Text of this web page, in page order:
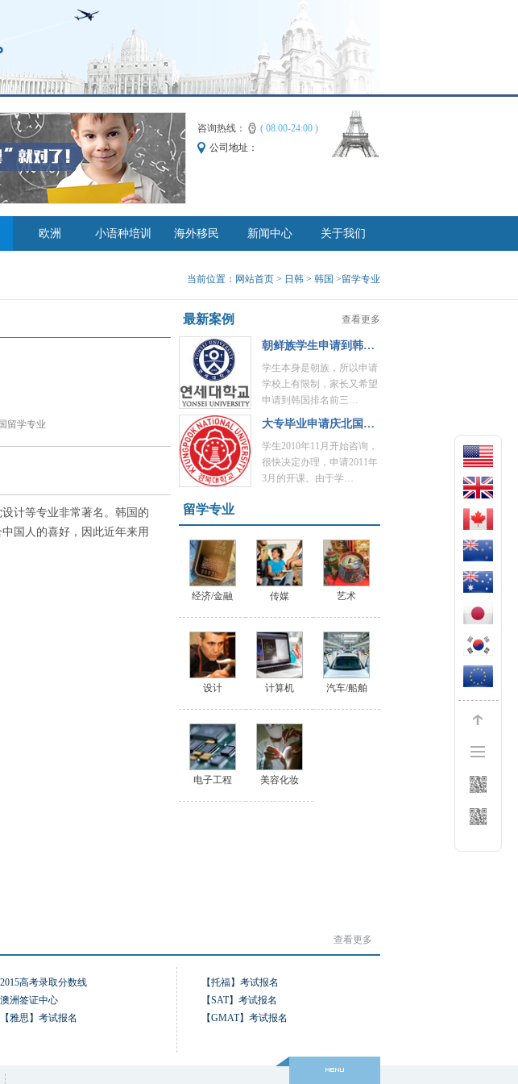
咨询热线：
( 08:00-24:00 )
公司地址：
欧洲 小语种培训 海外移民 新闻中心 关于我们
当前位置： 网站首页 > 日韩 > 韩国 >留学专业
留学专业
计等专业非常著名。韩国的
国人的喜好，因此近年来用
最新案例 查看更多
朝鲜族学生申请到韩…
学生本身是朝族，所以申请
学校上有限制，家长又希望
申请到韩国排名前三…
大专毕业申请庆北国…
学生2010年11月开始咨询，
很快决定办理，申请2011年
3月的开课。由于学…
留学专业
经济/金融 传媒 艺术
设计 计算机 汽车/船舶
电子工程 美容化妆
查看更多
2015高考录取分数线
澳洲签证中心
【雅思】考试报名
【托福】考试报名
【SAT】考试报名
【GMAT】考试报名